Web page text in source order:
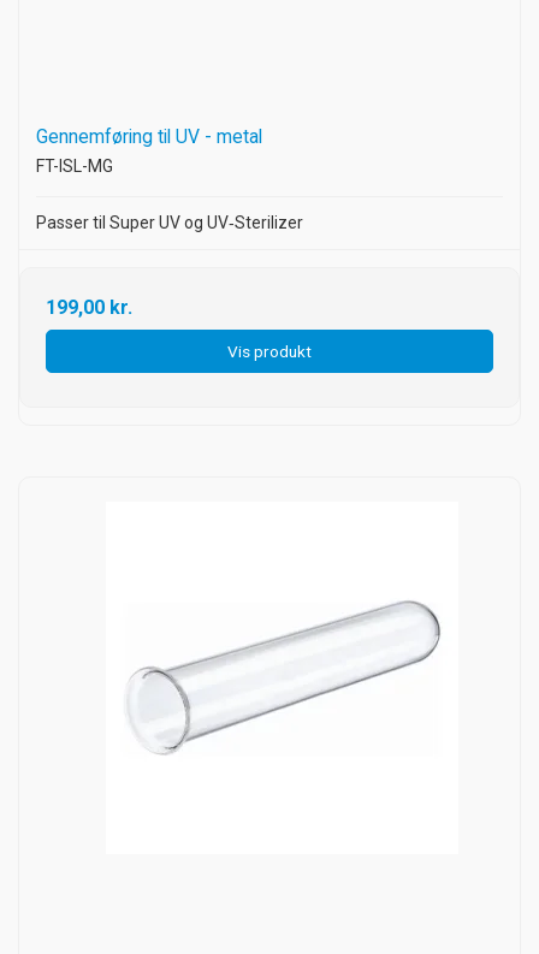
Gennemføring til UV - metal
FT-ISL-MG
Passer til Super UV og UV‑Sterilizer
199,00 kr.
Vis produkt